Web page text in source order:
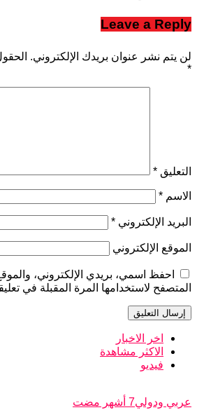
Leave a Reply
لن يتم نشر عنوان بريدك الإلكتروني.
*
التعليق *
الاسم *
البريد الإلكتروني *
الموقع الإلكتروني
احفظ اسمي، بريدي الإلكتروني،
المتصفح لاستخدامها المرة المقبلة في
اخر الاخبار
الاكثر مشاهدة
فيديو
عربي ودولي7 أشهر مضت